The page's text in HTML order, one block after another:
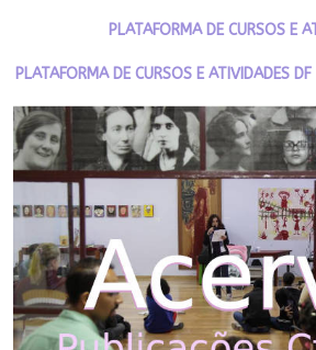
PLATAFORMA DE CURSOS E
PLATAFORMA DE CURSOS E ATIVIDADES